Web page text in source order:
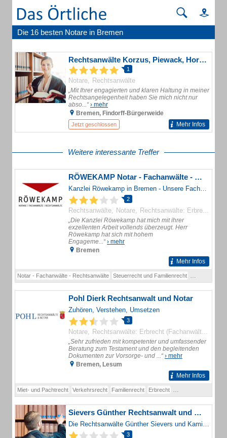
Die 16 besten Notare in Bremen
Rechtsanwälte Korzus, Piewack, Horstkötter und Partner Rechtsanwalts- und Notarkanzlei
1
Notare Rechtsanwälte
„Mit Ihrer engagierten und klaren Haltung in meiner
Rechtsangelegenheit haben Sie mich nicht nur
abso...“› mehr
Bremen, Findorff-Bürgerweide
Jetzt geschlossen Mehr Infos
Weitere interessante Treffer
RÖWEKAMP Notar - Fachanwälte - Rechtsanwälte
Kanzlei Röwekamp in Bremen - Unsere Fachanwälte, Rechtsanwälte und Notare setzen ihre jahrelange Erfahrung und hohe Kompetenz gerne für Sie ein.
2
Rechtsanwälte Notare Rechtsanwälte: Erbrecht (Fachanwälte)
„Die Kanzlei Röwekamp hat mich mit ihrer
exzellenten Arbeit vollends überzeugt. Herr
Röwekamp hat sich mit hohem
Engageme...“› mehr
Bremen
Mehr Infos
Notar - Fachanwälte - Rechtsanwälte Steuerrecht und Familienrecht
Pohl Dierk Rechtsanwalt und Notar
Zuhören, Verstehen, Umsetzen
3
Notare Rechtsanwälte: Erbrecht (Fachanwälte)
„Sehr zufrieden mit kompetenter und umfassender
Beratung zum Testament und den begleitenden
Dokumenten zur Vorsorge- und ...“› mehr
Bremen, Lesum
Mehr Infos
Miet- und Pachtrecht Verkehrsrecht Familienrecht Erbrecht
Sievers Günther Rechtsanwalt und Notar
Die Rechtsanwälte Günther Sievers und Kamilla Brandyk kümmern sich um Ihre Anliegen aus jeglichen Rechtsgebieten.
3